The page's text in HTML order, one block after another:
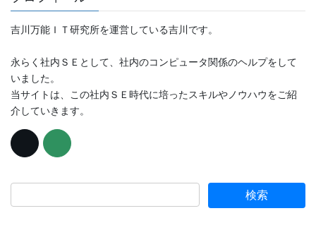
吉川万能ＩＴ研究所を運営している吉川です。
永らく社内ＳＥとして、社内のコンピュータ関係のヘルプをして
いました。
当サイトは、この社内ＳＥ時代に培ったスキルやノウハウをご紹
介していきます。